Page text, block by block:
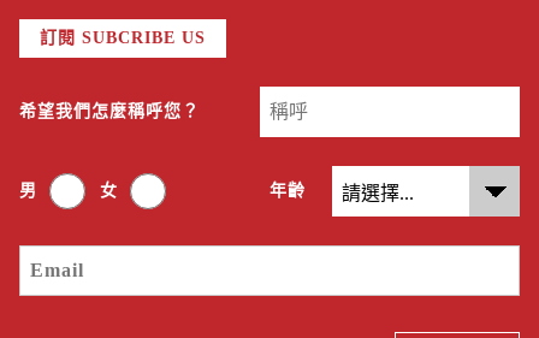
訂閱 SUBCRIBE US
希望我們怎麼稱呼您？
男 女 年齡